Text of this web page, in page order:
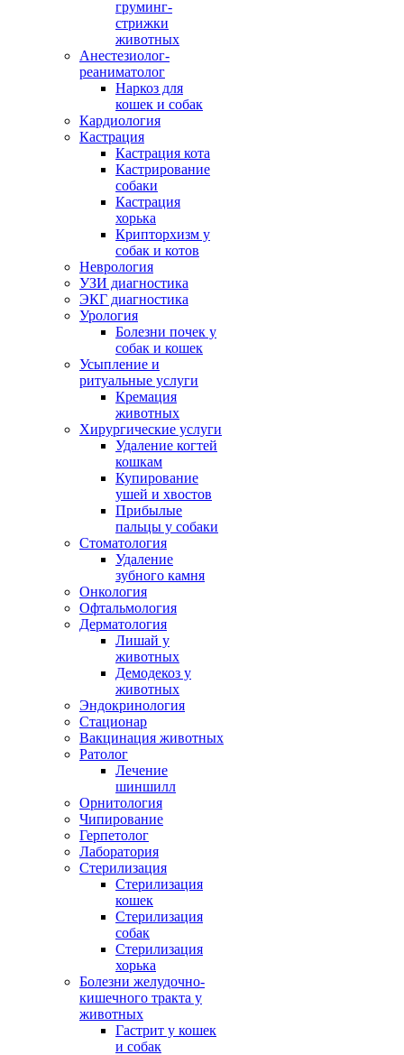
груминг-
стрижки
животных
Анестезиолог-
реаниматолог
Наркоз для
кошек и собак
Кардиология
Кастрация
Кастрация кота
Кастрирование
собаки
Кастрация
хорька
Крипторхизм у
собак и котов
Неврология
УЗИ диагностика
ЭКГ диагностика
Урология
Болезни почек у
собак и кошек
Усыпление и
ритуальные услуги
Кремация
животных
Хирургические услуги
Удаление когтей
кошкам
Купирование
ушей и хвостов
Прибылые
пальцы у собаки
Стоматология
Удаление
зубного камня
Онкология
Офтальмология
Дерматология
Лишай у
животных
Демодекоз у
животных
Эндокринология
Стационар
Вакцинация животных
Ратолог
Лечение
шиншилл
Орнитология
Чипирование
Герпетолог
Лаборатория
Стерилизация
Стерилизация
кошек
Стерилизация
собак
Стерилизация
хорька
Болезни желудочно-
кишечного тракта у
животных
Гастрит у кошек
и собак